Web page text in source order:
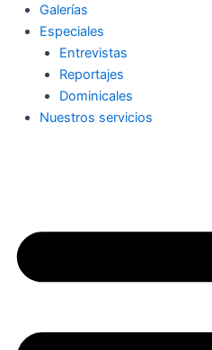
Galerías
Especiales
Entrevistas
Reportajes
Dominicales
Nuestros servicios